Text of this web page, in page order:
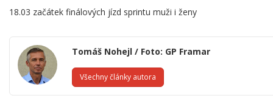
18.03 začátek finálových jízd sprintu muži i ženy
Tomáš Nohejl / Foto: GP Framar
Všechny články autora